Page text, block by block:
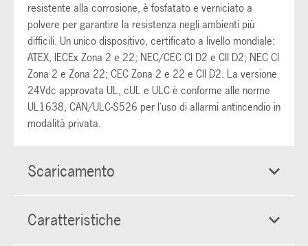
resistente alla corrosione, è fosfatato e verniciato a
polvere per garantire la resistenza negli ambienti più
difficili. Un unico dispositivo, certificato a livello mondiale:
ATEX, IECEx Zona 2 e 22; NEC/CEC CI D2 e CII D2; NEC CI
Zona 2 e Zona 22; CEC Zona 2 e 22 e CII D2. La versione
24Vdc approvata UL, cUL e ULC è conforme alle norme
UL1638, CAN/ULC-S526 per l'uso di allarmi antincendio in
modalità privata.
Scaricamento
Caratteristiche